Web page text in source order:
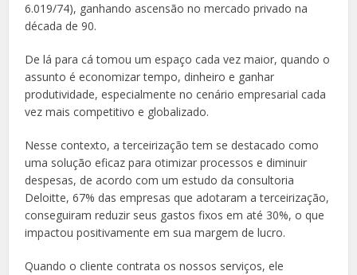
6.019/74), ganhando ascensão no mercado privado na
década de 90.
De lá para cá tomou um espaço cada vez maior, quando o
assunto é economizar tempo, dinheiro e ganhar
produtividade, especialmente no cenário empresarial cada
vez mais competitivo e globalizado.
Nesse contexto, a terceirização tem se destacado como
uma solução eficaz para otimizar processos e diminuir
despesas, de acordo com um estudo da consultoria
Deloitte, 67% das empresas que adotaram a terceirização,
conseguiram reduzir seus gastos fixos em até 30%, o que
impactou positivamente em sua margem de lucro.
Quando o cliente contrata os nossos serviços, ele